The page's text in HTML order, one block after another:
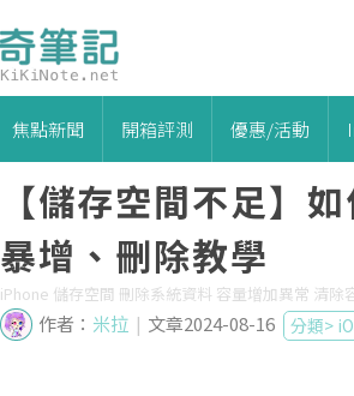
焦點新聞 開箱評測 優惠/活動
【儲存空間不足】
暴增、刪除教學
iPhone 儲存空間 刪除系統資料 容量增加異常 清除
作者： 米拉 | 文章2024-08-16 分類>